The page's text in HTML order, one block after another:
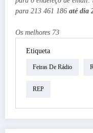
para 213 461 186 até dia
Os melhores 73
Etiqueta
Feiras De Rádio
REP